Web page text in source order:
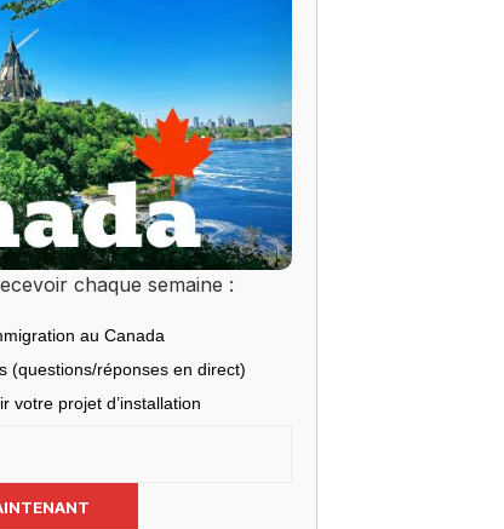
chaque semaine :
au Canada
(questions/réponses en direct)
votre projet d’installation